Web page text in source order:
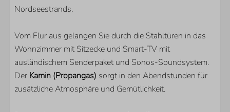
Waschbecken
AUSSENBEREICH
Parkplatz direkt am Haus
Garten
Terrasse
Nordseestrands.
Vom Flur aus gelangen Sie durch die Stahltüren in das
Wohnzimmer mit Sitzecke und Smart-TV mit
ausländischem Senderpaket und Sonos-Soundsystem.
Der Kamin (Propangas) sorgt in den Abendstunden für
zusätzliche Atmosphäre und Gemütlichkeit.